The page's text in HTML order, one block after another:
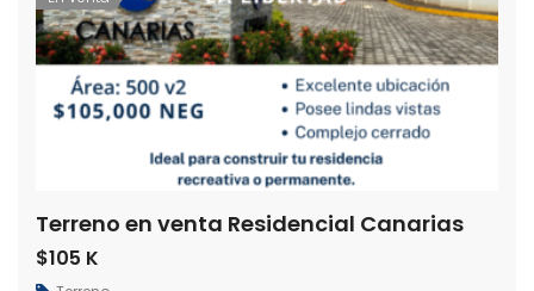
Terreno en venta Residencial Canarias
$105 K